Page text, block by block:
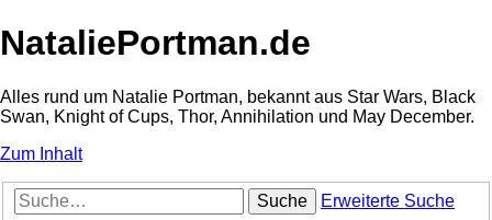
NataliePortman.de
Alles rund um Natalie Portman, bekannt aus Star Wars, Black
Swan, Knight of Cups, Thor, Annihilation und May December.
Zum Inhalt
Suche Erweiterte Suche